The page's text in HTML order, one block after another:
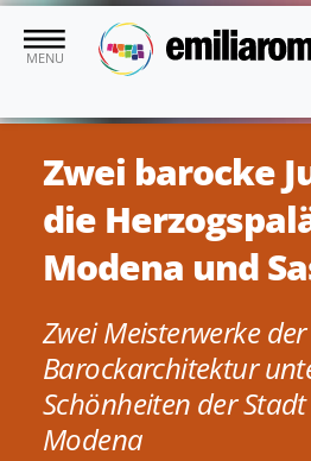
Skip to main content
MENU
Zwei barocke
die
Modena und
Zwei Meisterwerke der
Barockarchitektur
Schönheiten der
Modena